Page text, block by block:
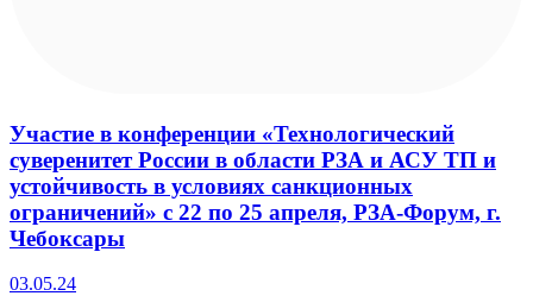
Участие в конференции «Технологический
суверенитет России в области РЗА и АСУ ТП и
устойчивость в условиях санкционных
ограничений» с 22 по 25 апреля, РЗА-Форум, г.
Чебоксары
03.05.24